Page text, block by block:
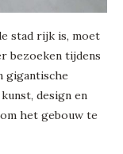
stad rijk is, moet
bezoeken tijdens
gigantische
design en
het gebouw te